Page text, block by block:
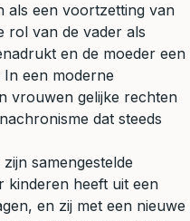
als een voortzetting van
rol van de vader als
en de moeder een
een moderne
vrouwen gelijke rechten
dat steeds
samengestelde
kinderen heeft uit een
en zij met een nieuwe